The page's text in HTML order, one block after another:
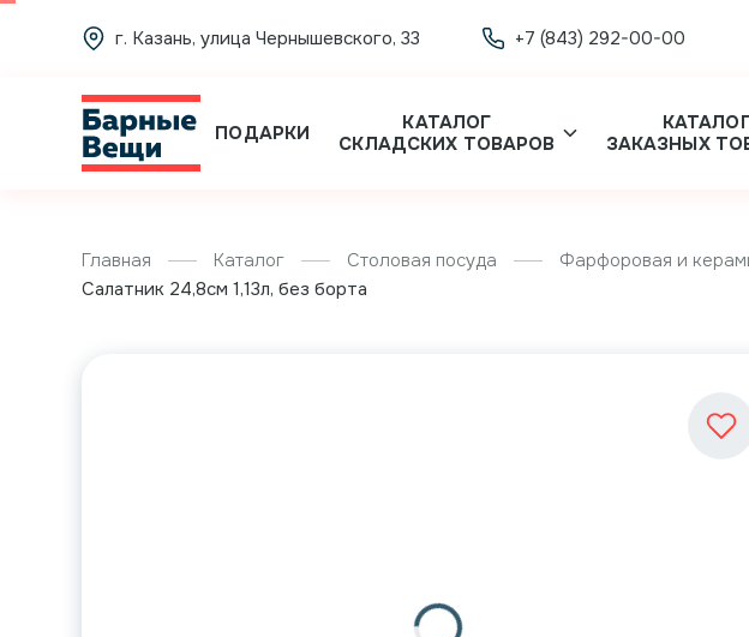
г. Казань, улица Чернышевского, 33 +7 (843) 292-00-00
ПОДАРКИ
КАТАЛОГ
СКЛАДСКИХ ТОВАРОВ
ЗАКАЗНЫХ
Главная Каталог Столовая посуда Фарфоровая и
Салатник 24,8см 1,13л, без борта